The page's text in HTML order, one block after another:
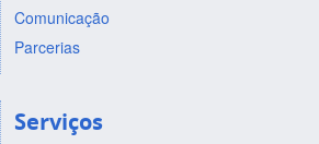
Comunicação
Parcerias
Serviços